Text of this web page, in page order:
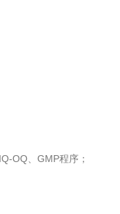
OQ、GMP程序；